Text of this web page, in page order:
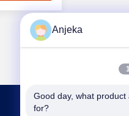
Anjeka
Good day, what product
for?